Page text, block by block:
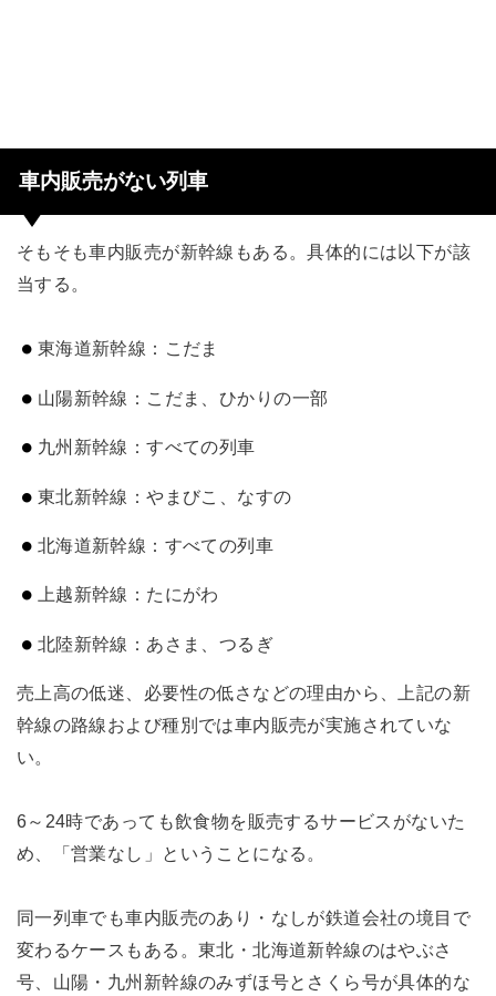
車内販売がない列車
そもそも車内販売が新幹線もある。具体的には以下が該
当する。
東海道新幹線：こだま
山陽新幹線：こだま、ひかりの一部
九州新幹線：すべての列車
東北新幹線：やまびこ、なすの
北海道新幹線：すべての列車
上越新幹線：たにがわ
北陸新幹線：あさま、つるぎ
売上高の低迷、必要性の低さなどの理由から、上記の新
幹線の路線および種別では車内販売が実施されていな
い。
6～24時であっても飲食物を販売するサービスがないた
め、「営業なし」ということになる。
同一列車でも車内販売のあり・なしが鉄道会社の境目で
変わるケースもある。東北・北海道新幹線のはやぶさ
号、山陽・九州新幹線のみずほ号とさくら号が具体的な